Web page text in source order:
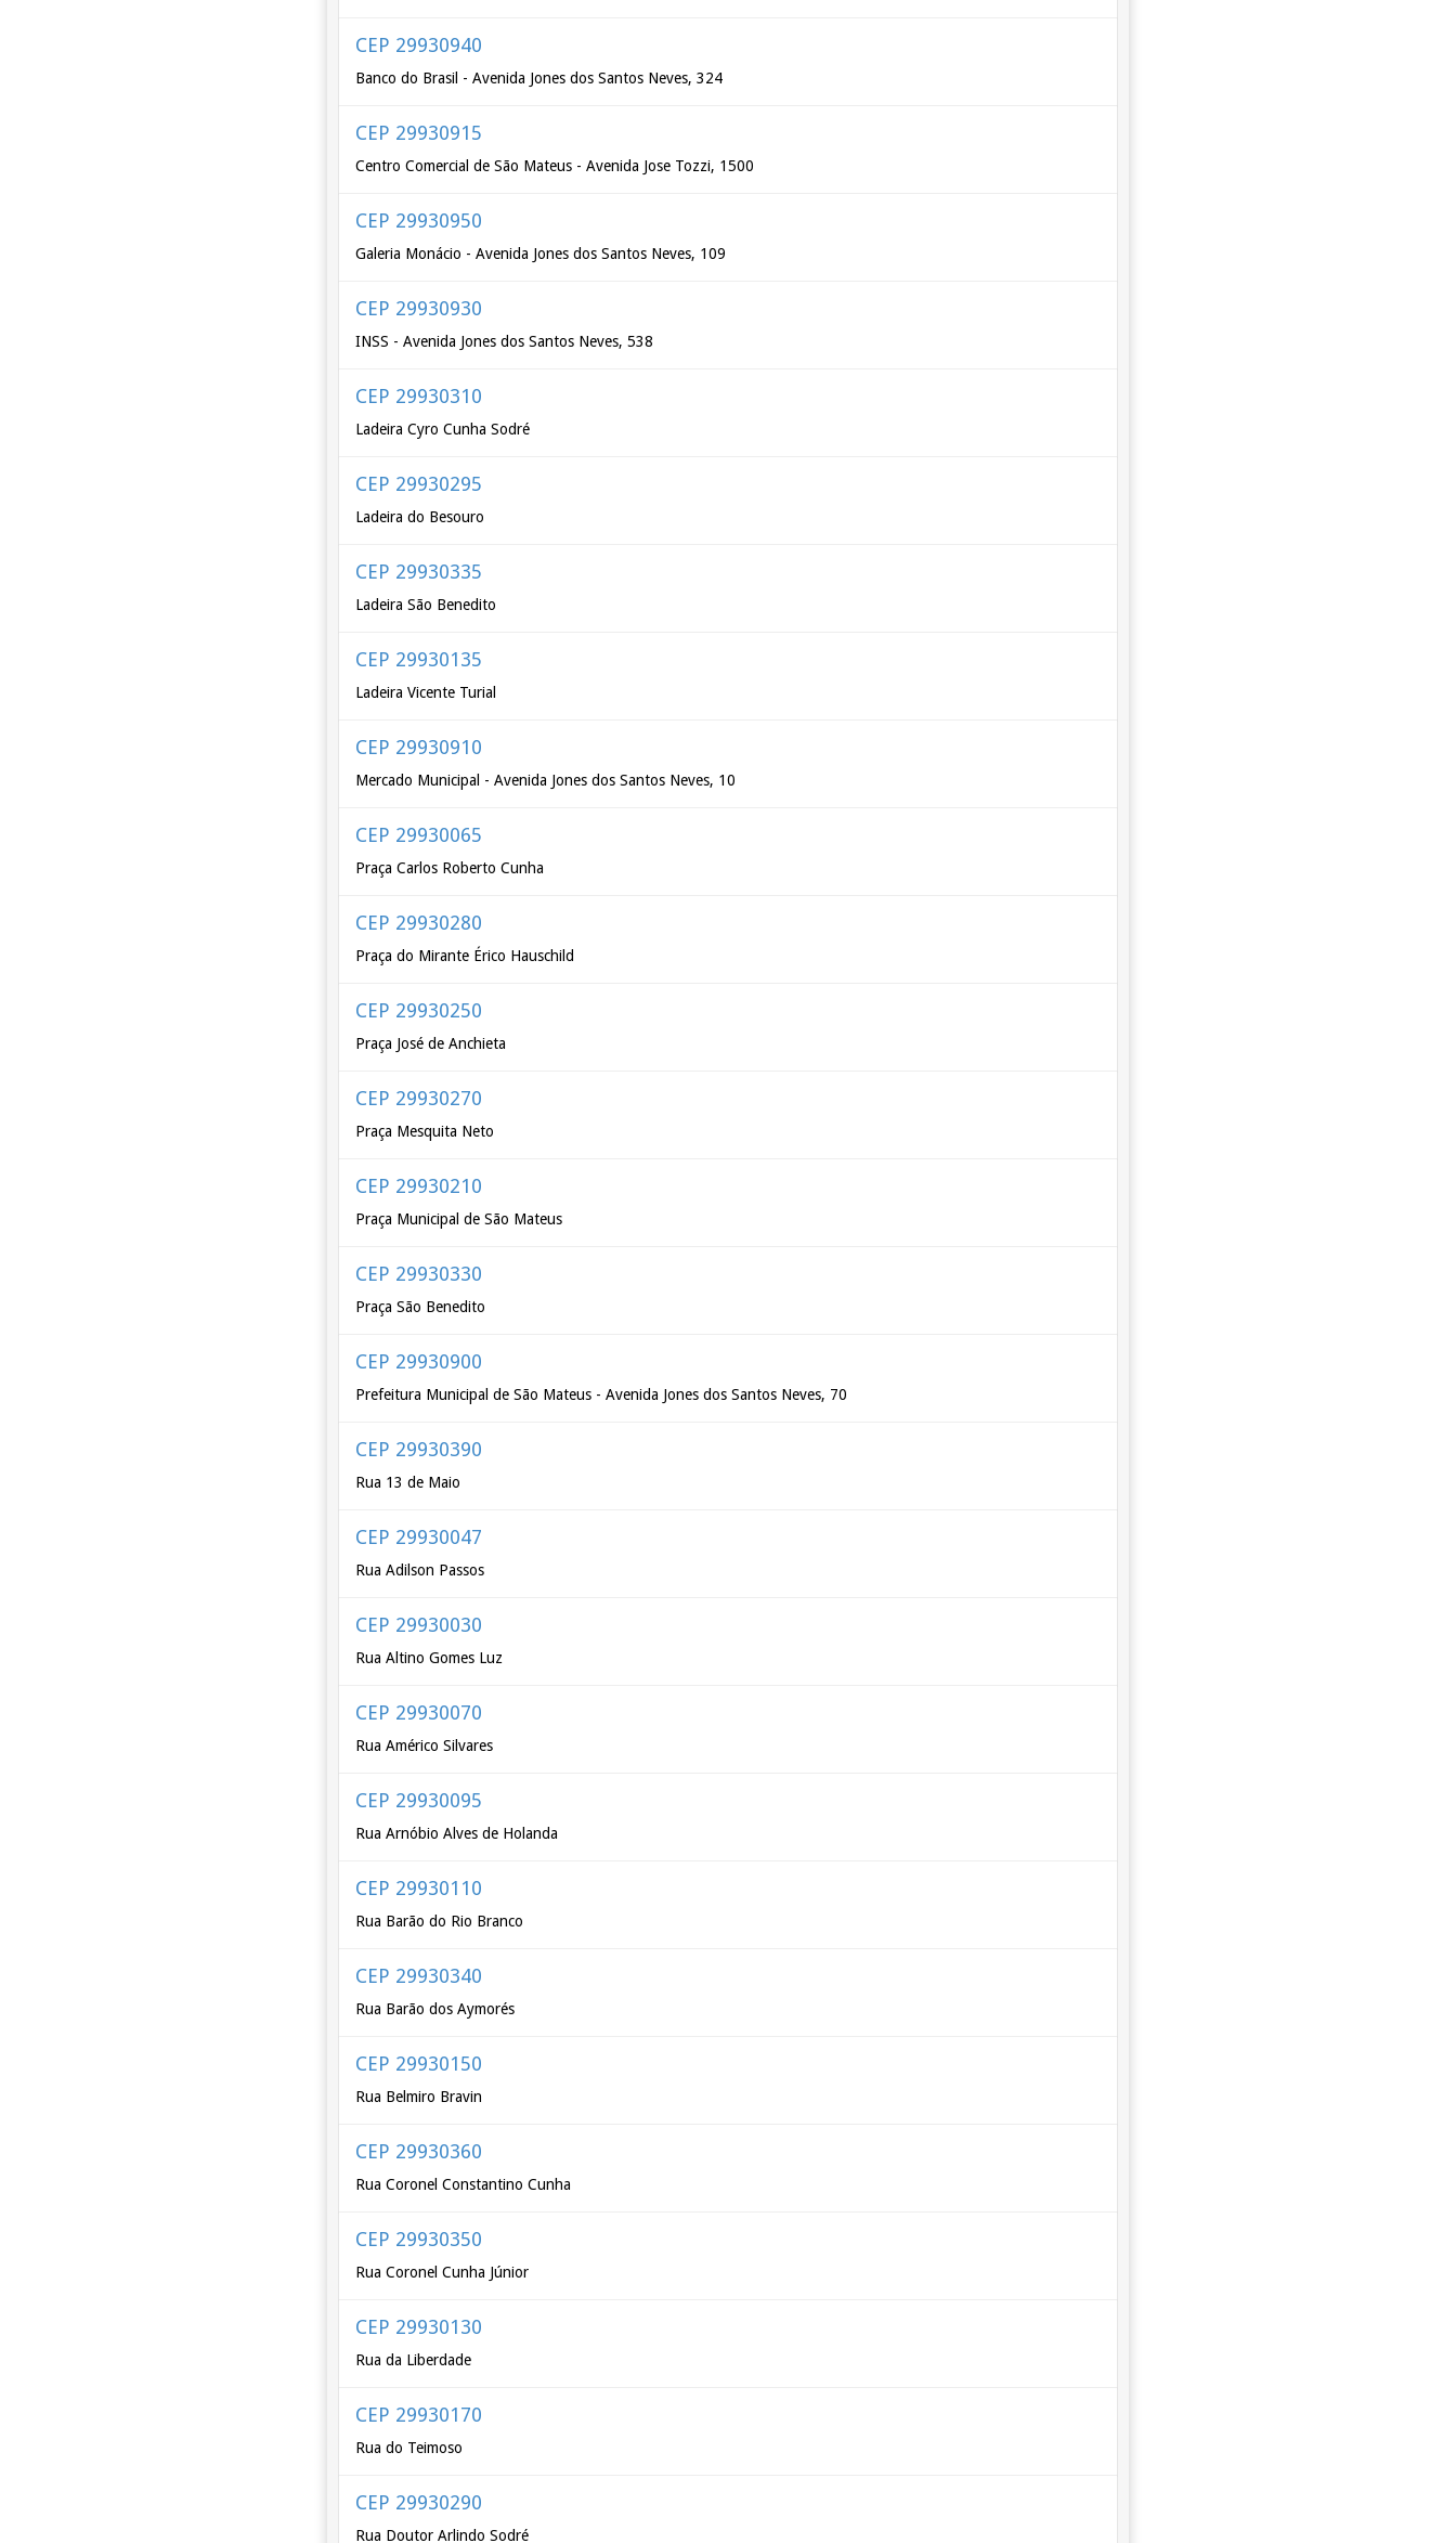
CEP 29930940
Banco do Brasil - Avenida Jones dos Santos Neves, 324
CEP 29930915
Centro Comercial de São Mateus - Avenida Jose Tozzi, 1500
CEP 29930950
Galeria Monácio - Avenida Jones dos Santos Neves, 109
CEP 29930930
INSS - Avenida Jones dos Santos Neves, 538
CEP 29930310
Ladeira Cyro Cunha Sodré
CEP 29930295
Ladeira do Besouro
CEP 29930335
Ladeira São Benedito
CEP 29930135
Ladeira Vicente Turial
CEP 29930910
Mercado Municipal - Avenida Jones dos Santos Neves, 10
CEP 29930065
Praça Carlos Roberto Cunha
CEP 29930280
Praça do Mirante Érico Hauschild
CEP 29930250
Praça José de Anchieta
CEP 29930270
Praça Mesquita Neto
CEP 29930210
Praça Municipal de São Mateus
CEP 29930330
Praça São Benedito
CEP 29930900
Prefeitura Municipal de São Mateus - Avenida Jones dos Santos Neves, 70
CEP 29930390
Rua 13 de Maio
CEP 29930047
Rua Adilson Passos
CEP 29930030
Rua Altino Gomes Luz
CEP 29930070
Rua Américo Silvares
CEP 29930095
Rua Arnóbio Alves de Holanda
CEP 29930110
Rua Barão do Rio Branco
CEP 29930340
Rua Barão dos Aymorés
CEP 29930150
Rua Belmiro Bravin
CEP 29930360
Rua Coronel Constantino Cunha
CEP 29930350
Rua Coronel Cunha Júnior
CEP 29930130
Rua da Liberdade
CEP 29930170
Rua do Teimoso
CEP 29930290
Rua Doutor Arlindo Sodré